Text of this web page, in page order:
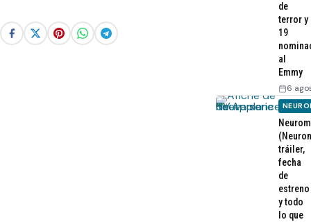
de
terror y
19
al
Emmy
6
tráiler,
fecha
de
estreno
y todo
lo que